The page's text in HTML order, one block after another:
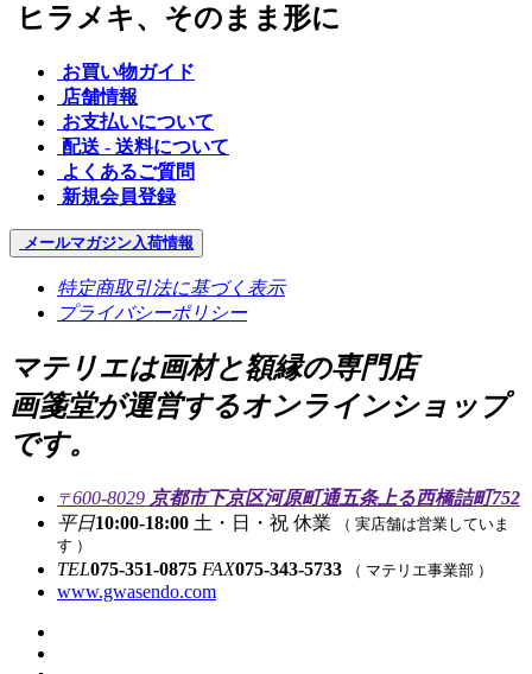
ヒラメキ、そのまま形に
お買い物ガイド
店舗情報
お支払いについて
配送 - 送料について
よくあるご質問
新規会員登録
メールマガジン入荷情報
特定商取引法に基づく表示
プライバシーポリシー
マテリエは画材と額縁の専門店
画箋堂が運営するオンラインショップ
です。
〒600-8029 京都市下京区河原町通五条上る西橋詰町752
平日10:00-18:00 土・日・祝 休業 （ 実店舗は営業していま
す ）
TEL075-351-0875 FAX075-343-5733 （ マテリエ事業部 ）
www.gwasendo.com